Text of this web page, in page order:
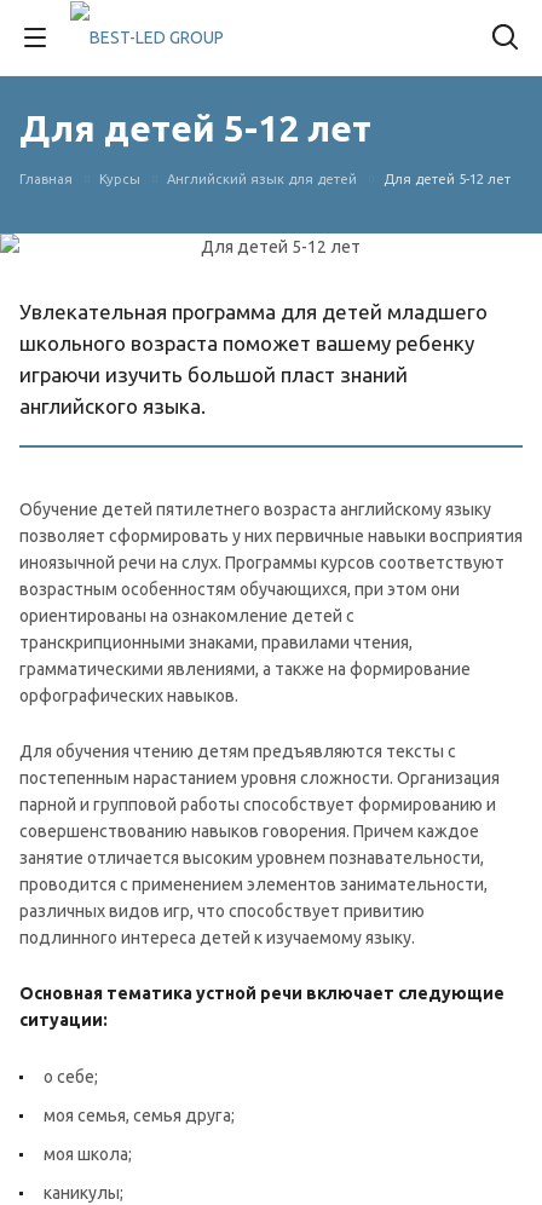
Для детей 5-12 лет
Главная Курсы Английский язык для детей Для детей 5-12 лет
Увлекательная программа для детей младшего
школьного возраста поможет вашему ребенку
играючи изучить большой пласт знаний
английского языка.
Обучение детей пятилетнего возраста английскому языку
позволяет сформировать у них первичные навыки восприятия
иноязычной речи на слух. Программы курсов соответствуют
возрастным особенностям обучающихся, при этом они
ориентированы на ознакомление детей с
транскрипционными знаками, правилами чтения,
грамматическими явлениями, а также на формирование
орфографических навыков.
Для обучения чтению детям предъявляются тексты с
постепенным нарастанием уровня сложности. Организация
парной и групповой работы способствует формированию и
совершенствованию навыков говорения. Причем каждое
занятие отличается высоким уровнем познавательности,
проводится с применением элементов занимательности,
различных видов игр, что способствует привитию
подлинного интереса детей к изучаемому языку.
Основная тематика устной речи включает следующие
ситуации:
о себе;
моя семья, семья друга;
моя школа;
каникулы;